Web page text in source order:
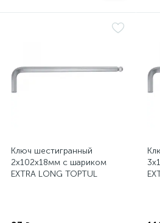
Ключ шестигранный
2х102х18мм с шариком
EXTRA LONG TOPTUL